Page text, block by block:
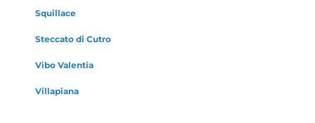
Squillace
Steccato di Cutro
Vibo Valentia
Villapiana